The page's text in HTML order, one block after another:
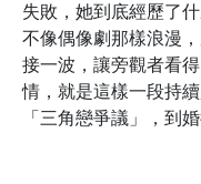
失敗，她到底經歷了
不像偶像劇那樣浪漫
接一波，讓旁觀者看
情，就是這樣一段持
「三角戀爭議」，到